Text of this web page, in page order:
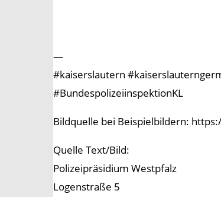
—
#kaiserslautern
#BundespolizeiinspektionKL
Bildquelle bei Beispielbildern:
Quelle Text/Bild:
Polizeipräsidium Westpfalz
Logenstraße 5